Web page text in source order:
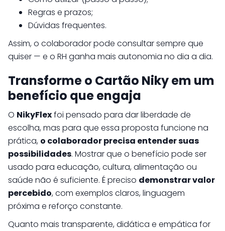
Regras e prazos;
Dúvidas frequentes.
Assim, o colaborador pode consultar sempre que
quiser — e o RH ganha mais autonomia no dia a dia.
Transforme o Cartão Niky em um
benefício que engaja
O NikyFlexfoi pensado para dar liberdade de
escolha, mas para que essa proposta funcione na
prática, o colaborador precisa entender suas
possibilidades. Mostrar que o benefício pode ser
usado para educação, cultura, alimentação ou
saúde não é suficiente. É preciso demonstrar valor
percebido, com exemplos claros, linguagem
próxima e reforço constante.
Quanto mais transparente, didática e empática for